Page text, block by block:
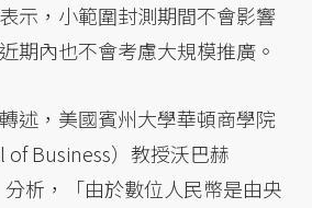
示，小範圍封測期間不會影響
期內也不會考慮大規模推廣。
述，美國賓州大學華頓商學院
of Business）教授沃巴赫
分析，「由於數位人民幣是由央